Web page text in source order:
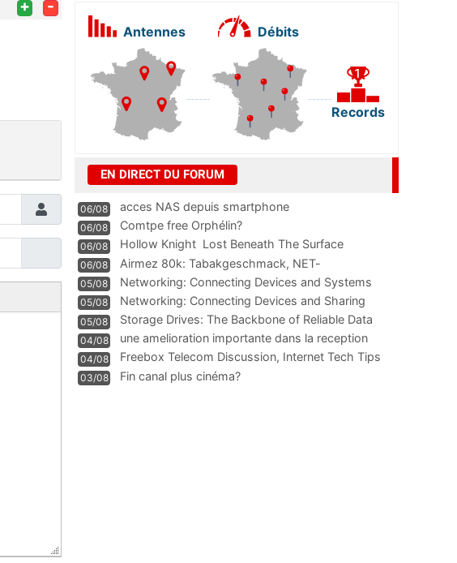
+ -
Antennes Débits
Records
EN DIRECT DU FORUM
06/08 acces NAS depuis smartphone
06/08 Comtpe free Orphélin?
06/08 Hollow Knight  Lost Beneath The Surface
06/08
Airmez 80k: Tabakgeschmack, NET-
Technologie und Leistung im
05/08 Networking: Connecting Devices and Systems
05/08
Networking: Connecting Devices and Sharing
Information
05/08
Storage Drives: The Backbone of Reliable Data
Management
04/08
une amelioration importante dans la reception
WIFI
04/08
Freebox Telecom Discussion, Internet Tech Tips
Communi
03/08 Fin canal plus cinéma?